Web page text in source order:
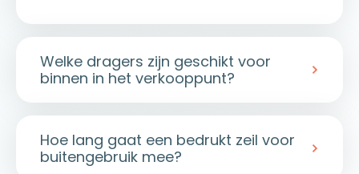
Welke dragers zijn geschikt voor
binnen in het verkooppunt?
Digitaal printen biedt een uitzonderlijke
visuele kwaliteit op dragers voor
binnengebruik. Denk bijvoorbeeld aan
Dibond-panelen voor wanddisplays of
Hoe lang gaat een bedrukt zeil voor
buitengebruik mee?